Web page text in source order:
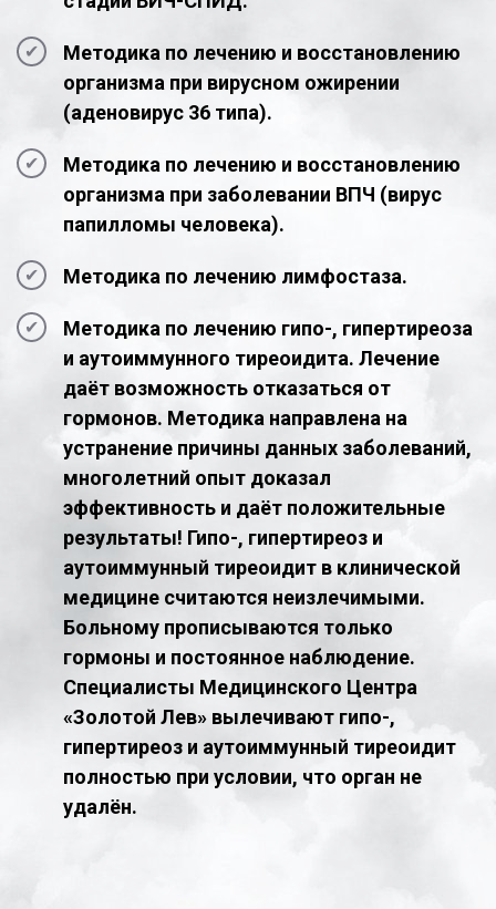
Методика по лечению и восстановлению
организма при вирусном ожирении
(аденовирус 36 типа).
Методика по лечению и восстановлению
организма при заболевании ВПЧ (вирус
папилломы человека).
Методика по лечению лимфостаза.
Методика по лечению гипо-, гипертиреоза
и аутоиммунного тиреоидита. Лечение
даёт возможность отказаться от
гормонов. Методика направлена на
устранение причины данных заболеваний,
многолетний опыт доказал
эффективность и даёт положительные
результаты! Гипо-, гипертиреоз и
аутоиммунный тиреоидит в клинической
медицине считаются неизлечимыми.
Больному прописываются только
гормоны и постоянное наблюдение.
Специалисты Медицинского Центра
«Золотой Лев» вылечивают гипо-,
гипертиреоз и аутоиммунный тиреоидит
полностью при условии, что орган не
удалён.